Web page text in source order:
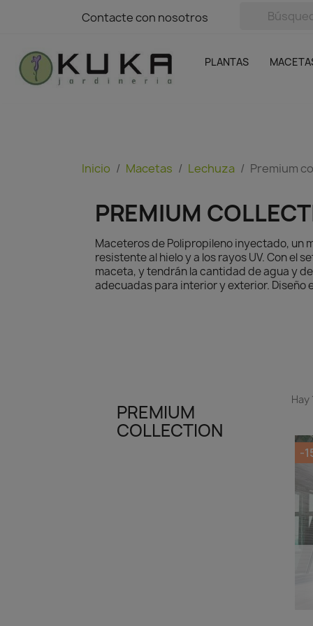
Contacte con nosotros
Contacte con nosotros
PLANTAS
SIN GASTOS DE ENVÍO
Inicio Macetas Lechuza Premium
PREMIUM
Maceteros de Polipropileno inyectado, un
resistente al hielo y a los rayos UV. Con el
maceta, y tendrán la cantidad de agua y
adecuadas para interior y exterior.
PREMIUM
COLLECTION
-